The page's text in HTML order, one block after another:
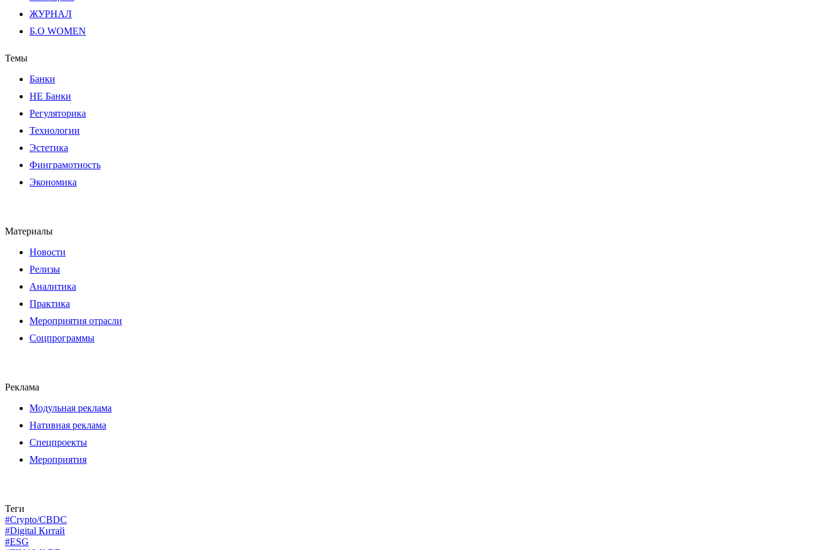
ЖУРНАЛ
Б.О WOMEN
Темы
Банки
НЕ Банки
Регуляторика
Технологии
Эстетика
Финграмотность
Экономика
Материалы
Новости
Релизы
Аналитика
Практика
Мероприятия отрасли
Соцпрограммы
Реклама
Модульная реклама
Нативная реклама
Спецпроекты
Мероприятия
Теги
#Crypto/CBDC
#Digital Китай
#ESG